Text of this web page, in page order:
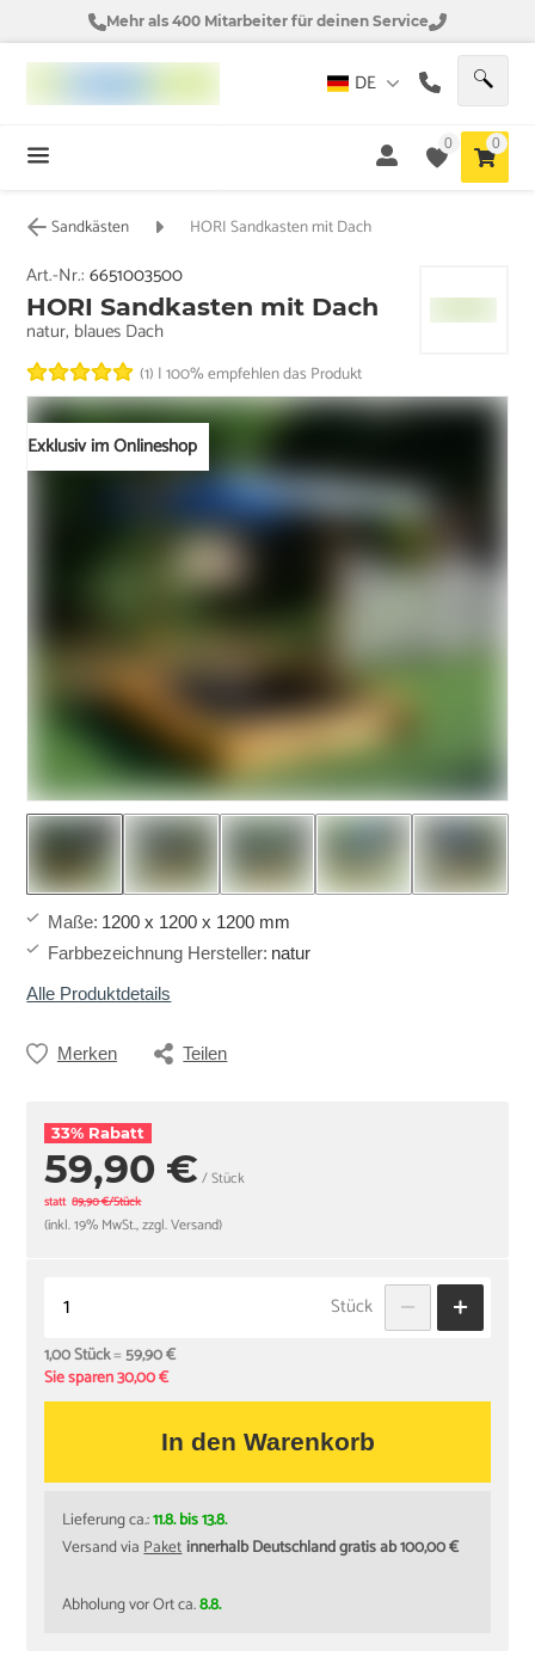
Mehr als 400 Mitarbeiter für deinen Service
DE
0 0
Sandkästen HORI Sandkasten mit Dach
Exklusiv im Onlineshop
Art.-Nr.:6651003500
HORI Sandkasten mit Dach
natur, blaues Dach
(1) |100% empfehlen das Produkt
Maße: 1200 x 1200 x 1200 mm
Farbbezeichnung Hersteller: natur
Alle Produktdetails
Merken Teilen
33% Rabatt
59,90 € / Stück
statt 89,90 €/Stück
(inkl. 19% MwSt., zzgl. Versand)
Stück
1,00 Stück=59,90 €
Sie sparen 30,00 €
In den Warenkorb
Lieferung ca.:11.8. bis 13.8.
Versand viaPaketinnerhalb Deutschland gratis ab 100,00 €
Abholung vor Ort ca.8.8.